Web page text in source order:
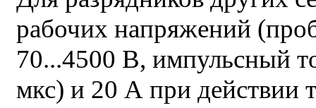
рабочих напряжений
70...4500 В, импульсный
мкс) и 20 А при действии